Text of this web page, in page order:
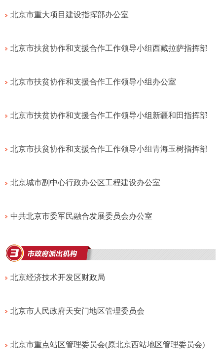
北京市重大项目建设指挥部办公室
北京市扶贫协作和支援合作工作领导小组西藏拉萨指挥部
北京市扶贫协作和支援合作工作领导小组办公室
北京市扶贫协作和支援合作工作领导小组新疆和田指挥部
北京市扶贫协作和支援合作工作领导小组青海玉树指挥部
北京城市副中心行政办公区工程建设办公室
中共北京市委军民融合发展委员会办公室
北京经济技术开发区财政局
北京市人民政府天安门地区管理委员会
北京市重点站区管理委员会(原北京西站地区管理委员会)